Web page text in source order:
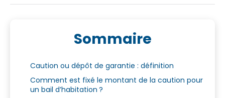
Sommaire
Caution ou dépôt de garantie : définition
Comment est fixé le montant de la caution pour
un bail d’habitation ?